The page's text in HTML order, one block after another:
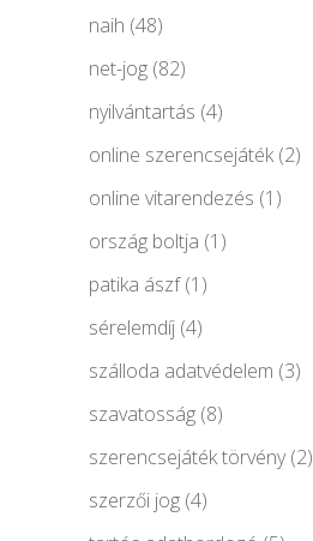
naih (48)
net-jog (82)
nyilvántartás (4)
online szerencsejáték(2)
online vitarendezés (1)
ország boltja (1)
patika ászf(1)
sérelemdíj (4)
szálloda adatvédelem (3)
szavatosság (8)
szerencsejáték törvény(2)
szerzői jog (4)